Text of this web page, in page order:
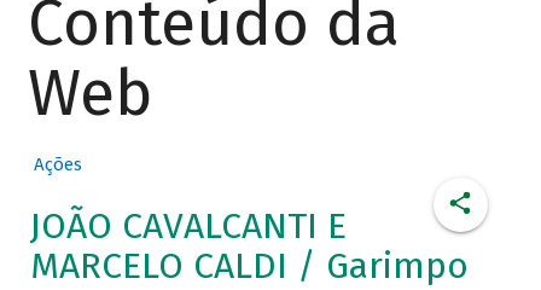
Conteúdo da
Web
Ações
JOÃO CAVALCANTI E
MARCELO CALDI / Garimpo